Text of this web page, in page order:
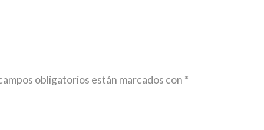
obligatorios están marcados con *